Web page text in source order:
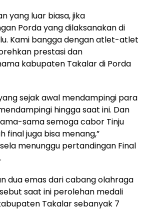
yang luar biasa, jika
Porda yang dilaksanakan di
Kami bangga dengan atlet-atlet
prestasi dan
kabupaten Takalar di Porda
sejak awal mendampingi para
hingga saat ini. Dan
sama semoga cabor Tinju
final juga bisa menang,”
menunggu pertandingan Final
dua emas dari cabang olahraga
saat ini perolehan medali
Takalar sebanyak 7